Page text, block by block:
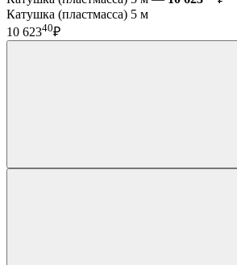
Катушка (пластмасса) 5 м
10 62340₽